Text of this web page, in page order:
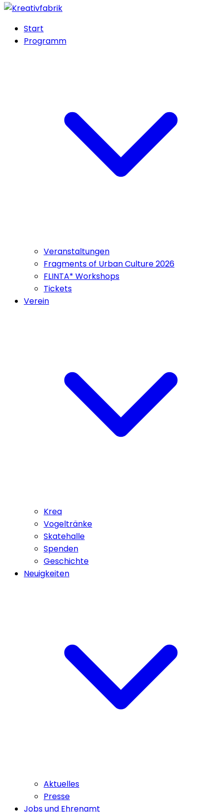
Start
Programm
Veranstaltungen
Fragments of Urban Culture 2026
FLINTA* Workshops
Tickets
Verein
Krea
Vogeltränke
Skatehalle
Spenden
Geschichte
Neuigkeiten
Aktuelles
Presse
Jobs und Ehrenamt